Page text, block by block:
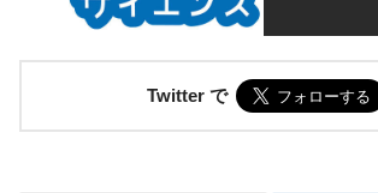
Twitter で